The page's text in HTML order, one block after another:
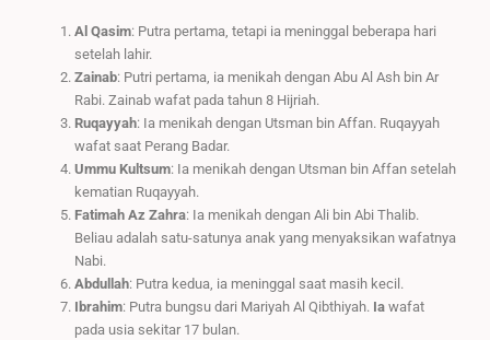
Al Qasim: Putra pertama, tetapi ia meninggal beberapa hari
setelah lahir.
Zainab: Putri pertama, ia menikah dengan Abu Al Ash bin Ar
Rabi. Zainab wafat pada tahun 8 Hijriah.
Ruqayyah: Ia menikah dengan Utsman bin Affan. Ruqayyah
wafat saat Perang Badar.
Ummu Kultsum: Ia menikah dengan Utsman bin Affan setelah
kematian Ruqayyah.
Fatimah Az Zahra: Ia menikah dengan Ali bin Abi Thalib.
Beliau adalah satu-satunya anak yang menyaksikan wafatnya
Nabi.
Abdullah: Putra kedua, ia meninggal saat masih kecil.
Ibrahim: Putra bungsu dari Mariyah Al Qibthiyah. Ia wafat
pada usia sekitar 17 bulan.